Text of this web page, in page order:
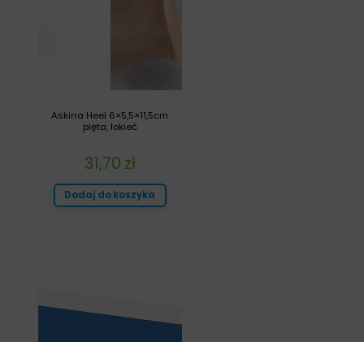
Askina Heel 6×5,5×11,5cm
pięta, łokieć
31,70 zł
Dodaj do koszyka